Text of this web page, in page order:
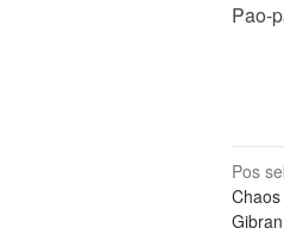
Pao-
Pos